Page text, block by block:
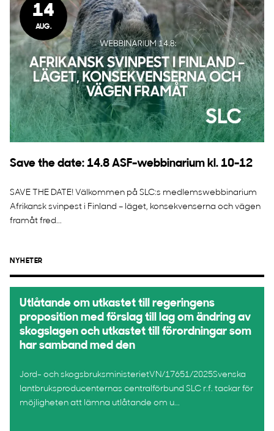
14
AUG.
Save the date: 14.8 ASF-webbinarium kl. 10-12
SAVE THE DATE! Välkommen på SLC:s medlemswebbinarium
Afrikansk svinpest i Finland – läget, konsekvenserna och vägen
framåt fred...
NYHETER
Utlåtande om utkastet till regeringens
proposition med förslag till lag om ändring av
skogslagen och utkastet till förordningar som
har samband med den
Jord- och skogsbruksministerietVN/17651/2025Svenska
lantbruksproducenternas centralförbund SLC r.f. tackar för
möjligheten att lämna utlåtande om u...